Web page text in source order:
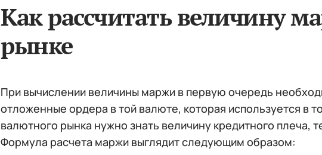
Как рассчитать величину
рынке
При вычислении величины маржи в первую очередь
отложенные ордера в той валюте, которая используется в
валютного рынка нужно знать величину кредитного плеча,
Формула расчета маржи выглядит следующим образом: